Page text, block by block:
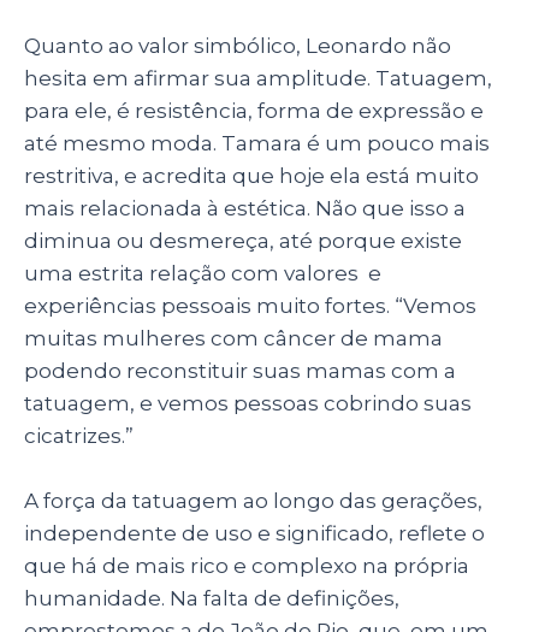
Quanto ao valor simbólico, Leonardo não
hesita em afirmar sua amplitude. Tatuagem,
para ele, é resistência, forma de expressão e
até mesmo moda. Tamara é um pouco mais
restritiva, e acredita que hoje ela está muito
mais relacionada à estética. Não que isso a
diminua ou desmereça, até porque existe
uma estrita relação com valores e
experiências pessoais muito fortes. “Vemos
muitas mulheres com câncer de mama
podendo reconstituir suas mamas com a
tatuagem, e vemos pessoas cobrindo suas
cicatrizes.”
A força da tatuagem ao longo das gerações,
independente de uso e significado, reflete o
que há de mais rico e complexo na própria
humanidade. Na falta de definições,